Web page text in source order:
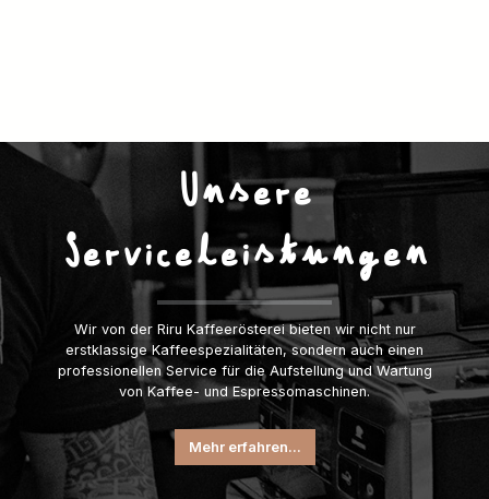
Unsere
Serviceleistungen
Wir von der Riru Kaffeerösterei bieten wir nicht nur
erstklassige Kaffeespezialitäten, sondern auch einen
professionellen Service für die Aufstellung und Wartung
von Kaffee- und Espressomaschinen.
Mehr erfahren...